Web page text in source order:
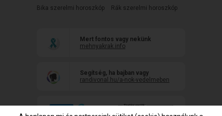
Bika szerelmi horoszkóp
Rák szerelmi horoszkóp
Mert fontos vagy nekünk
mehnyakrak.info
Segítség, ha bajban vagy
randivonal.hu/a-nok-vedelmeben